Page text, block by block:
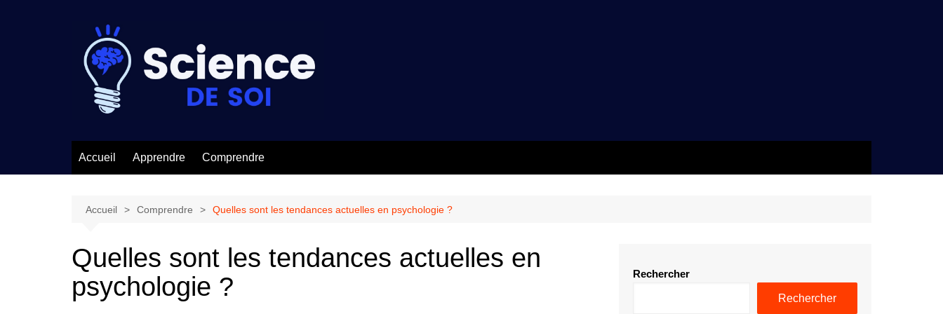
Accueil Apprendre Comprendre
Accueil Comprendre Quelles sont les tendances actuelles en psychologie ?
Quelles sont les tendances actuelles en
psychologie ?
Rechercher
Rechercher